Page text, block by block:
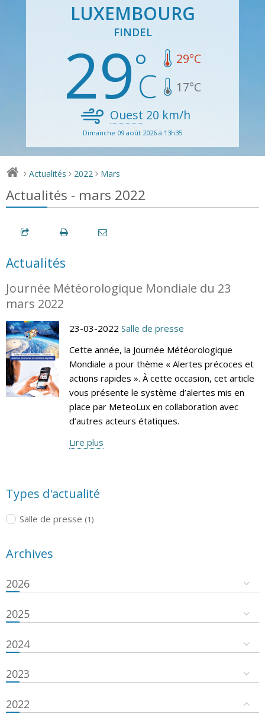
LUXEMBOURG
FINDEL
29 29°C
17°C
Ouest 20 km/h
Dimanche 09 août 2026 à 13h35
> Actualités > 2022 > Mars
Actualités - mars 2022
Actualités
Journée Météorologique Mondiale du 23
mars 2022
23-03-2022 Salle de presse
Cette année, la Journée Météorologique
Mondiale a pour thème « Alertes précoces et
actions rapides ». À cette occasion, cet article
vous présente le système d’alertes mis en
place par MeteoLux en collaboration avec
d’autres acteurs étatiques.
Lire plus
Types d'actualité
Salle de presse (1)
Archives
2026
2025
2024
2023
2022